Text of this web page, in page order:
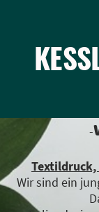
-
Wir sind ein